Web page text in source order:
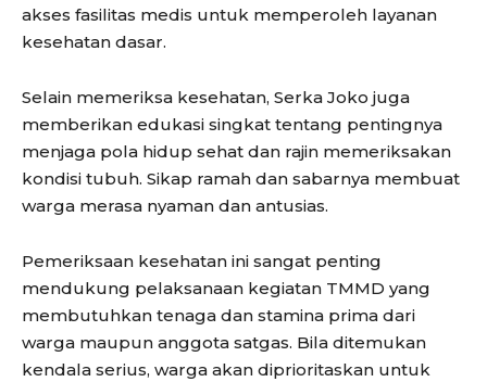
akses fasilitas medis untuk memperoleh layanan
kesehatan dasar.
Selain memeriksa kesehatan, Serka Joko juga
memberikan edukasi singkat tentang pentingnya
menjaga pola hidup sehat dan rajin memeriksakan
kondisi tubuh. Sikap ramah dan sabarnya membuat
warga merasa nyaman dan antusias.
Pemeriksaan kesehatan ini sangat penting
mendukung pelaksanaan kegiatan TMMD yang
membutuhkan tenaga dan stamina prima dari
warga maupun anggota satgas. Bila ditemukan
kendala serius, warga akan diprioritaskan untuk